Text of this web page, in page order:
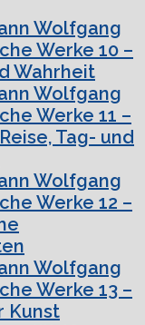
Wolfgang
Werke 10 –
Wahrheit
Wolfgang
Werke 11 –
Tag- und
Wolfgang
Werke 12 –
Wolfgang
Werke 13 –
Kunst